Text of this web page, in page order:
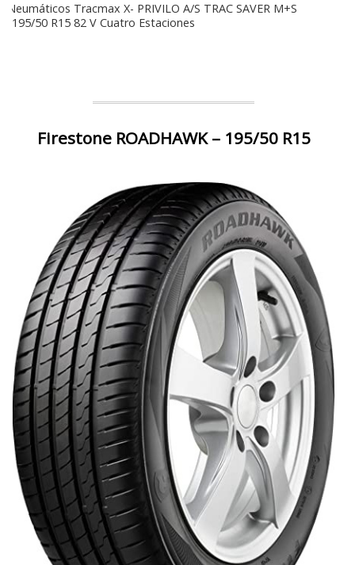
Neumáticos Tracmax X- PRIVILO A/S TRAC SAVER M+S
195/50 R15 82 V Cuatro Estaciones
Firestone ROADHAWK – 195/50 R15